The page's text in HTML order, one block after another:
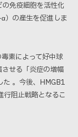
免疫細胞を活性化
）の産生を促進しま
素によって好中球
せる「炎症の増幅
た 。今後、HMGB1
行阻止戦略となるこ